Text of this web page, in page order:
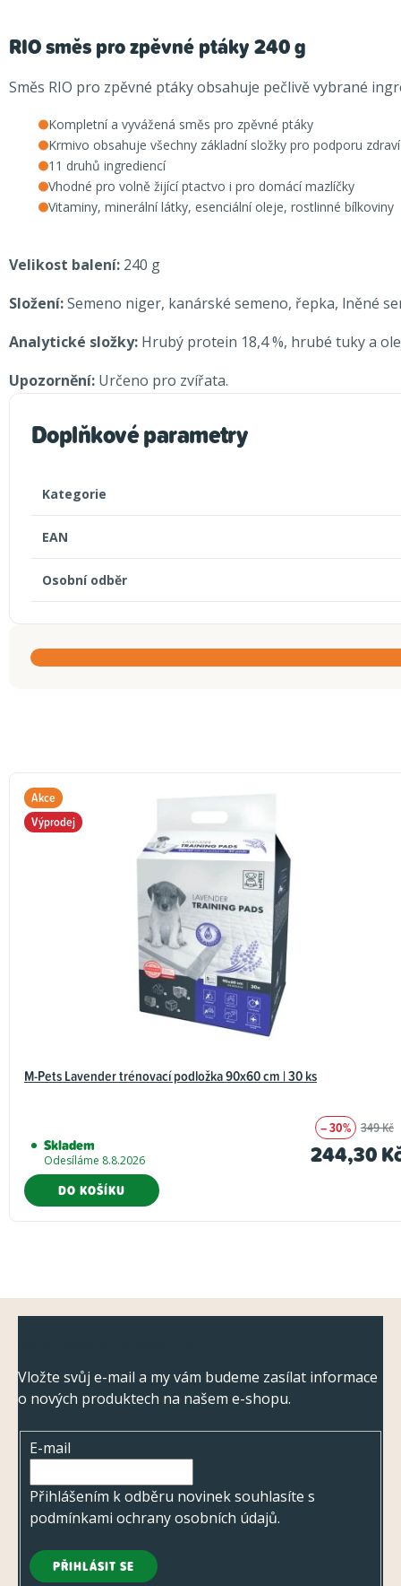
RIO směs pro zpěvné ptáky 240 g
Směs RIO pro zpěvné ptáky obsahuje pečlivě vybrané
Kompletní a vyvážená směs pro zpěvné ptáky
Krmivo obsahuje všechny základní složky pro podporu zdraví
11 druhů ingrediencí
Vhodné pro volně žijící ptactvo i pro domácí mazlíčky
Vitaminy, minerální látky, esenciální oleje, rostlinné bílkoviny
Velikost balení: 240 g
Složení:Semeno niger, kanárské semeno, řepka, lněné
Analytické složky: Hrubý protein 18,4 %, hrubé tuky a
Upozornění: Určeno pro zvířata.
Doplňkové parametry
Kategorie
EAN
Osobní odběr
Akce
Výprodej
M-Pets Lavender trénovací podložka 90x60 cm | 30 ks
Skladem
Odesíláme 8.8.2026
– 30% 349 Kč
244,30
DO KOŠÍKU
Vložte svůj e-mail a my vám budeme zasílat informace
o nových produktech na našem e-shopu.
E-mail
Přihlášením k odběru novinek souhlasíte s
podmínkami ochrany osobních údajů.
PŘIHLÁSIT SE